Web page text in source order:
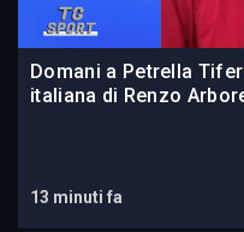
Domani a Petrella
italiana di Renzo
13 minuti fa